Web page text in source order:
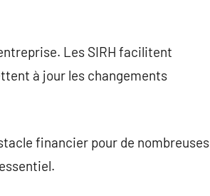
Les SIRH facilitent
à jour les changements
financier pour de nombreuses